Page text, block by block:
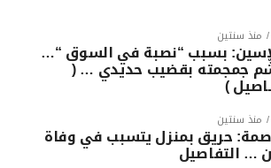
منذ سنتين
بسبب “نصبة في السوق “…
جمجمته بقضيب حديدي … (
)
منذ سنتين
حريق بمنزل يتسبب في وفاة
… التفاصيل